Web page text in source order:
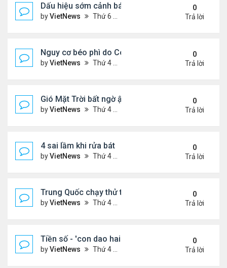
Dấu hiệu sớm cảnh báo bệnh tiểu đường
byVietNews Thứ 6 Tháng 8 12, 2022 3:03 pm
0
Trả lời
Nguy cơ béo phì do Covid-19
byVietNews Thứ 4 Tháng 8 10, 2022 5:13 pm
0
Trả lời
Gió Mặt Trời bất ngờ ập tới Trái Đất
byVietNews Thứ 4 Tháng 8 10, 2022 3:06 pm
0
Trả lời
4 sai lầm khi rửa bát
byVietNews Thứ 4 Tháng 8 10, 2022 3:02 pm
0
Trả lời
Trung Quốc chạy thử tàu đệm từ treo ngược
byVietNews Thứ 4 Tháng 8 10, 2022 3:01 pm
0
Trả lời
Tiền số - 'con dao hai lưỡi' với các nước đang
byVietNews Thứ 4 Tháng 8 10, 2022 2:19 pm
0
Trả lời